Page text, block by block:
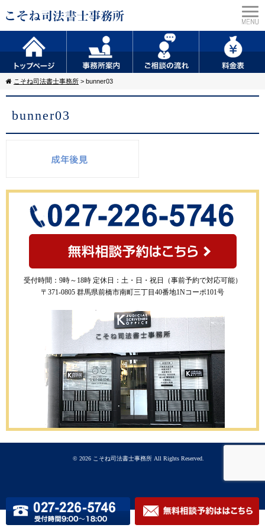
こそね司法書士事務所 > bunner03
bunner03
受付時間：9時～18時 定休日：土・日・祝日（事前予約で対応可能）
〒371-0805 群馬県前橋市南町三丁目40番地1Nコーポ101号
© 2026 こそね司法書士事務所 All Rights Reserved.